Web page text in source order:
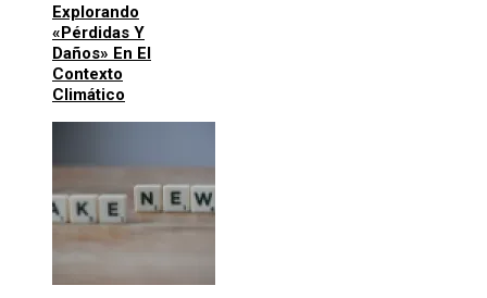
Explorando
«pérdidas Y
Daños» En El
Contexto
Climático